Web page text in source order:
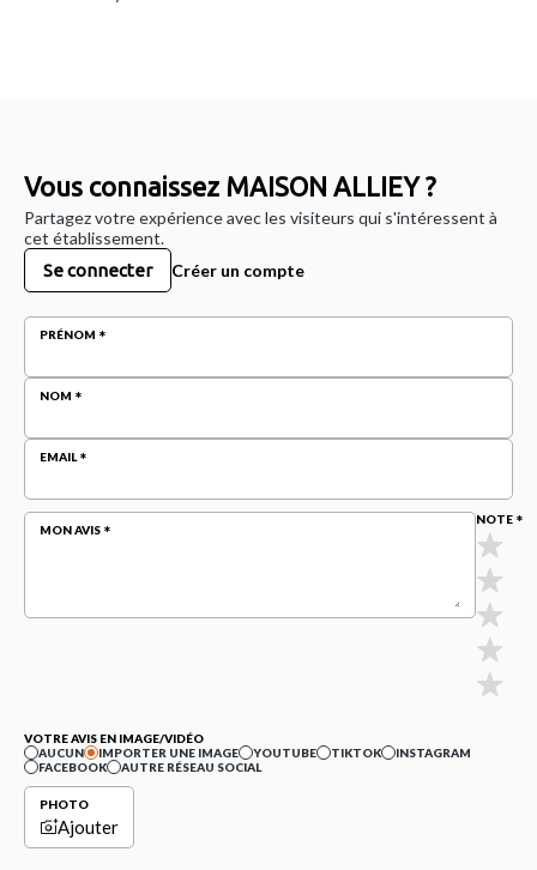
Vous connaissez MAISON ALLIEY ?
Partagez votre expérience avec les visiteurs qui s'intéressent à
cet établissement.
Se connecter
Créer un compte
PRÉNOM
NOM
EMAIL
MON AVIS
NOTE
VOTRE AVIS EN IMAGE/VIDÉO
AUCUN
IMPORTER UNE IMAGE YOUTUBE TIKTOK
INSTAGRAM
FACEBOOK
AUTRE RÉSEAU SOCIAL
PHOTO
Ajouter